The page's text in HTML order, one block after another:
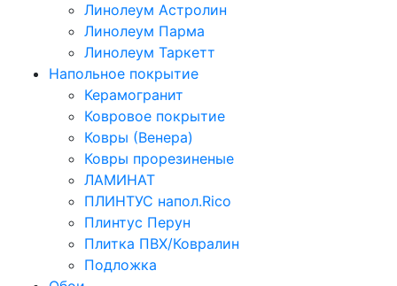
Линолеум Астролин
Линолеум Парма
Линолеум Таркетт
Напольное покрытие
Керамогранит
Ковровое покрытие
Ковры (Венера)
Ковры прорезиненые
ЛАМИНАТ
ПЛИНТУС напол.Rico
Плинтус Перун
Плитка ПВХ/Ковралин
Подложка